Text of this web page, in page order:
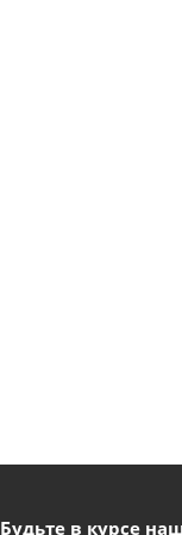
Будьте в курсе